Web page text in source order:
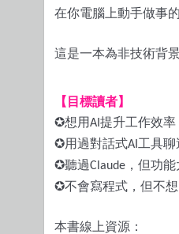
在你電腦上動手做事的
這是一本為非技術背
【目標讀者】
✪想用AI 提升工作效率
✪用過對話式AI 工具聊
✪聽過Claude ，但功
✪不會寫程式，但不
本書線上資源：